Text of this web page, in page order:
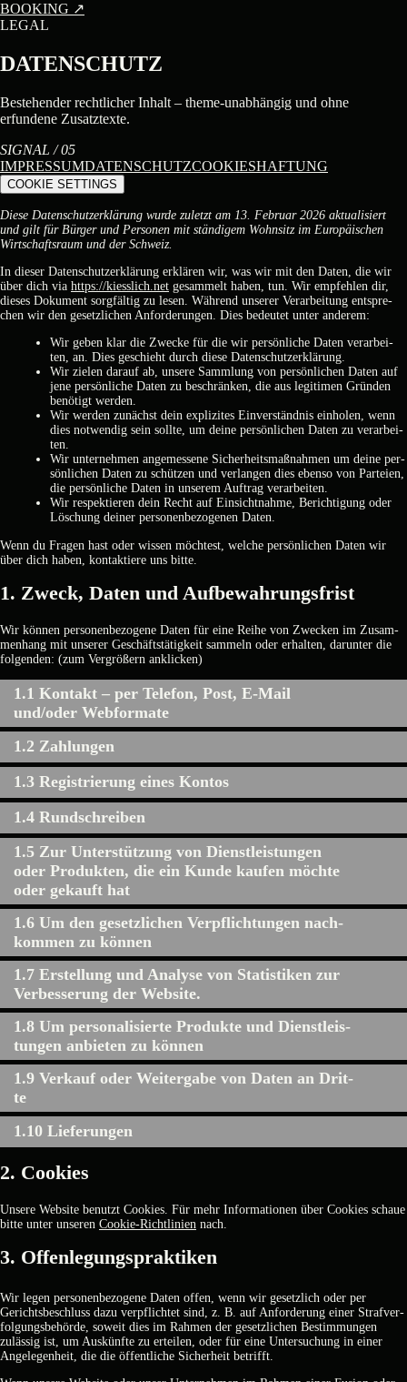
BOOKING ↗
LEGAL
DATENSCHUTZ
Bestehender rechtlicher Inhalt – theme-unabhängig und ohne
erfundene Zusatztexte.
SIGNAL / 05
IMPRESSUMDATENSCHUTZCOOKIESHAFTUNG
COOKIE SETTINGS
Die­se Daten­schutz­er­klä­rung wur­de zuletzt am 13. Febru­ar 2026 aktua­li­siert
und gilt für Bür­ger und Per­so­nen mit stän­di­gem Wohn­sitz im Euro­päi­schen
Wirt­schafts­raum und der Schweiz.
In die­ser Daten­schutz­er­klä­rung erklä­ren wir, was wir mit den Daten, die wir
über dich via https://kiesslich.net gesam­melt haben, tun. Wir emp­feh­len dir,
die­ses Doku­ment sorg­fäl­tig zu lesen. Wäh­rend unse­rer Ver­ar­bei­tung ent­spre­
chen wir den gesetz­li­chen Anfor­de­run­gen. Dies bedeu­tet unter ande­rem:
Wir geben klar die Zwe­cke für die wir per­sön­li­che Daten ver­ar­bei­
ten, an. Dies geschieht durch die­se Daten­schutz­er­klä­rung.
Wir zie­len dar­auf ab, unse­re Samm­lung von per­sön­li­chen Daten auf
jene per­sön­li­che Daten zu beschrän­ken, die aus legi­ti­men Grün­den
benö­tigt wer­den.
Wir wer­den zunächst dein expli­zi­tes Ein­ver­ständ­nis ein­ho­len, wenn
dies not­wen­dig sein soll­te, um dei­ne per­sön­li­chen Daten zu ver­ar­bei­
ten.
Wir unter­neh­men ange­mes­se­ne Sicher­heits­maß­nah­men um dei­ne per­
sön­li­chen Daten zu schüt­zen und ver­lan­gen dies eben­so von Par­tei­en,
die per­sön­li­che Daten in unse­rem Auf­trag ver­ar­bei­ten.
Wir respek­tie­ren dein Recht auf Ein­sicht­nah­me, Berich­ti­gung oder
Löschung dei­ner per­so­nen­be­zo­ge­nen Daten.
Wenn du Fra­gen hast oder wis­sen möch­test, wel­che per­sön­li­chen Daten wir
über dich haben, kon­tak­tie­re uns bit­te.
1. Zweck, Daten und Auf­be­wah­rungs­frist
Wir kön­nen per­so­nen­be­zo­ge­ne Daten für eine Rei­he von Zwe­cken im Zusam­
men­hang mit unse­rer Geschäfts­tä­tig­keit sam­meln oder erhal­ten, dar­un­ter die
fol­gen­den: (zum Ver­grö­ßern ankli­cken)
1.1 Kon­takt – per Tele­fon, Post, E‑Mail
und/oder Web­for­ma­te
1.2 Zah­lun­gen
1.3 Regis­trie­rung eines Kon­tos
1.4 Rund­schrei­ben
1.5 Zur Unter­stüt­zung von Dienst­leis­tun­gen
oder Pro­duk­ten, die ein Kun­de kau­fen möch­te
oder gekauft hat
1.6 Um den gesetz­li­chen Ver­pflich­tun­gen nach­
kom­men zu kön­nen
1.7 Erstel­lung und Ana­ly­se von Sta­tis­ti­ken zur
Ver­bes­se­rung der Web­site.
1.8 Um per­so­na­li­sier­te Pro­duk­te und Dienst­leis­
tun­gen anbie­ten zu kön­nen
1.9 Ver­kauf oder Wei­ter­ga­be von Daten an Drit­
te
1.10 Lie­fe­run­gen
2. Coo­kies
Unse­re Web­site benutzt Coo­kies. Für mehr Infor­ma­tio­nen über Coo­kies schaue
bit­te unter unse­ren Coo­kie-Richt­li­ni­en nach.
3. Offen­le­gungs­prak­ti­ken
Wir legen per­so­nen­be­zo­ge­ne Daten offen, wenn wir gesetz­lich oder per
Gerichts­be­schluss dazu ver­pflich­tet sind, z. B. auf Anfor­de­rung einer Straf­ver­
fol­gungs­be­hör­de, soweit dies im Rah­men der gesetz­li­chen Bestim­mun­gen
zuläs­sig ist, um Aus­künf­te zu ertei­len, oder für eine Unter­su­chung in einer
Ange­le­gen­heit, die die öffent­li­che Sicher­heit betrifft.